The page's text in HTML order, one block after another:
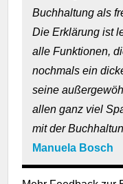
Buchhaltung als
Die Erklärung ist
alle Funktionen,
nochmals ein
seine
allen ganz viel
mit der
Manuela Bosch